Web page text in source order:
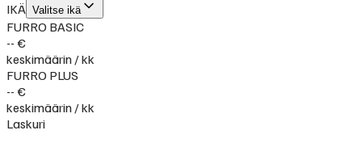
IKÄ Valitse ikä
FURRO BASIC
-- €
keskimäärin / kk
FURRO PLUS
-- €
keskimäärin / kk
Laskuri